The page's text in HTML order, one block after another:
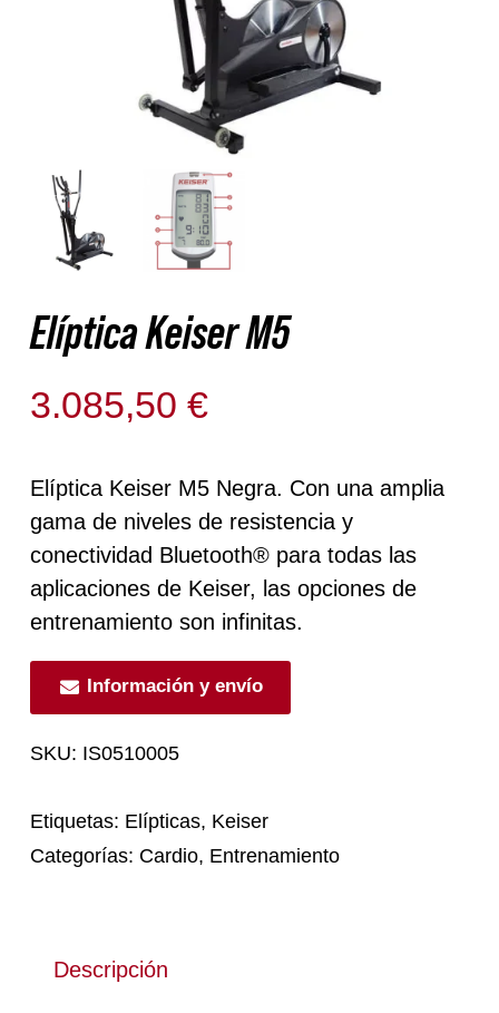
Elíptica Keiser M5
3.085,50€
Elíptica Keiser M5 Negra. Con una amplia
gama de niveles de resistencia y
conectividad Bluetooth® para todas las
aplicaciones de Keiser, las opciones de
entrenamiento son infinitas.
Información y envío
SKU: IS0510005
Etiquetas: Elípticas, Keiser
Categorías: Cardio, Entrenamiento
Descripción